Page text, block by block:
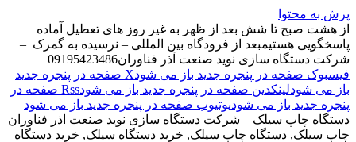
پرش به محتوا
از هشت صبح تا شش بعد از ظهر به غیر روز های تعطیل آماده
پاسخگویی هستیمبعد از فرودگاه بین المللی – نرسیده به گمرک –
شرکت دستگاه سازی نوید صنعت آذر فناوران09195423486
فیسبوک صفحه در پنجره جدید باز می شود
X صفحه در پنجره جدید
باز می شودلینکدین صفحه در پنجره جدید باز می شود
Rss صفحه در
پنجره جدید باز می شودیوتیوب صفحه در پنجره جدید باز می شود
دستگاه چاپ سیلک – شرکت دستگاه سازی نوید صنعت اذر فناوران
چاپ سیلک, دستگاه چاپ سیلک, خرید دستگاه سیلک, خرید دستگاه